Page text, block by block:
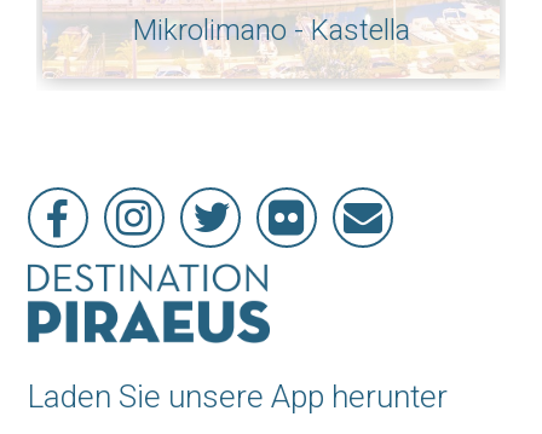
Mikrolimano - Kastella
Laden Sie unsere App herunter